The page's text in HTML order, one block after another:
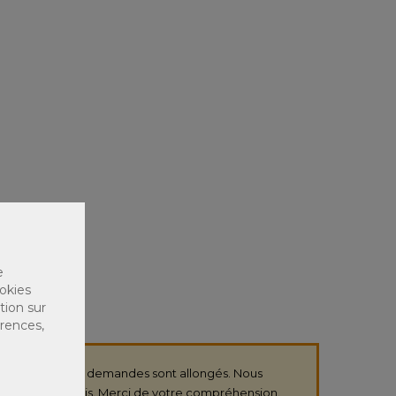
à vos demandes sont allongés. Nous
brefs délais. Merci de votre compréhension.
sur